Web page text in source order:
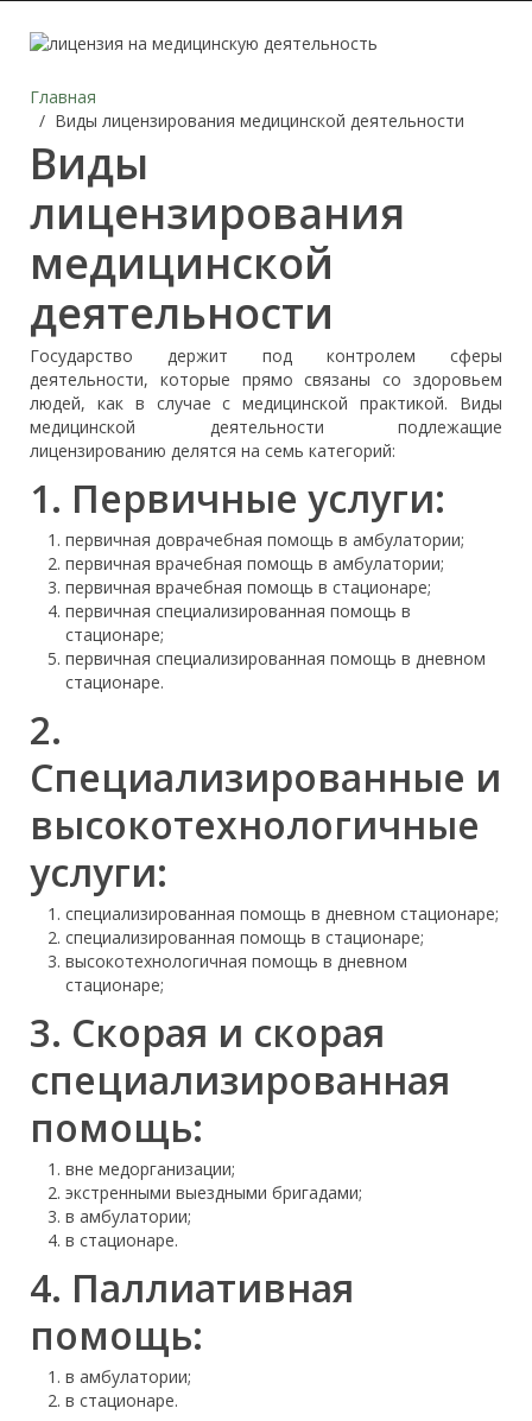
Главная
Виды лицензирования медицинской деятельности
Виды
лицензирования
медицинской
деятельности
Государство держит под контролем сферы
деятельности, которые прямо связаны со здоровьем
людей, как в случае с медицинской практикой. Виды
медицинской деятельности подлежащие
лицензированию делятся на семь категорий:
1. Первичные услуги:
первичная доврачебная помощь в амбулатории;
первичная врачебная помощь в амбулатории;
первичная врачебная помощь в стационаре;
первичная специализированная помощь в
стационаре;
первичная специализированная помощь в дневном
стационаре.
2.
Специализированные и
высокотехнологичные
услуги:
специализированная помощь в дневном стационаре;
специализированная помощь в стационаре;
высокотехнологичная помощь в дневном
стационаре;
3. Скорая и скорая
специализированная
помощь:
вне медорганизации;
экстренными выездными бригадами;
в амбулатории;
в стационаре.
4. Паллиативная
помощь:
в амбулатории;
в стационаре.